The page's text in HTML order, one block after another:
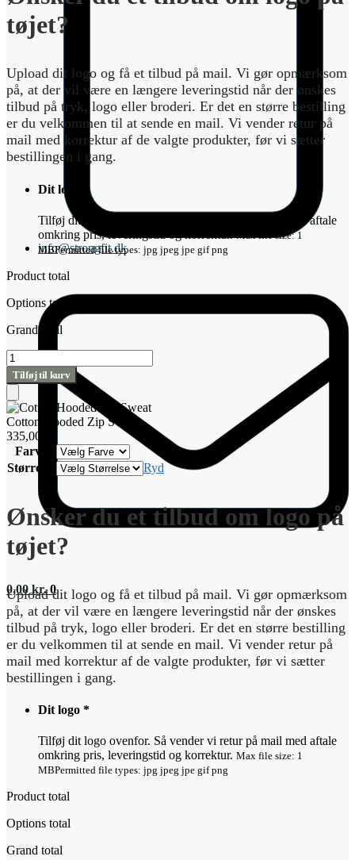
info@strongfit.dk
0,00 kr. 0
tøjet?
Upload dit logo og få et tilbud på mail. Vi gør opmærksom
på, at der vil være en længere leveringstid når der ønskes
tilbud på tryk, logo eller broderi. Er det en større bestilling
er du velkommen til at sende en mail. Vi vender retur på
mail med korrektur af de valgte produkter, før vi sætter
bestillingen i gang.
Dit logo
Tilføj dit logo ovenfor. Så vender vi retur på mail med aftale
omkring pris, leveringstid og korrektur.Max file size: 1
MBPermitted file types: jpg jpeg jpe gif png
Product total
Options total
Grand total
Cotton
Hooded
Zip
Sweat
antal
Tilføj til kurv
Tilføj
til
kurv
Cotton Hooded Zip Sweat
335,00
Farve
Størrelse
Ryd
Ønsker du et tilbud om logo på
tøjet?
Upload dit logo og få et tilbud på mail. Vi gør opmærksom
på, at der vil være en længere leveringstid når der ønskes
tilbud på tryk, logo eller broderi. Er det en større bestilling
er du velkommen til at sende en mail. Vi vender retur på
mail med korrektur af de valgte produkter, før vi sætter
bestillingen i gang.
Dit logo *
Tilføj dit logo ovenfor. Så vender vi retur på mail med aftale
omkring pris, leveringstid og korrektur. Max file size: 1
MBPermitted file types: jpg jpeg jpe gif png
Product total
Options total
Grand total